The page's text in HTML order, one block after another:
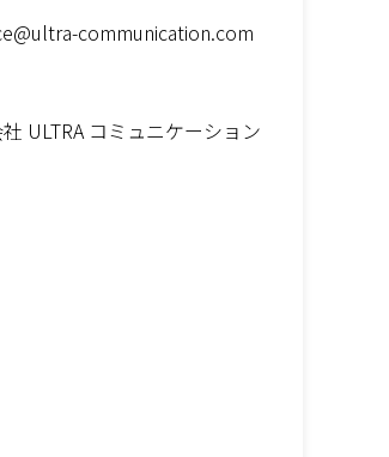
communication.com
ULTRA コミュニケーション